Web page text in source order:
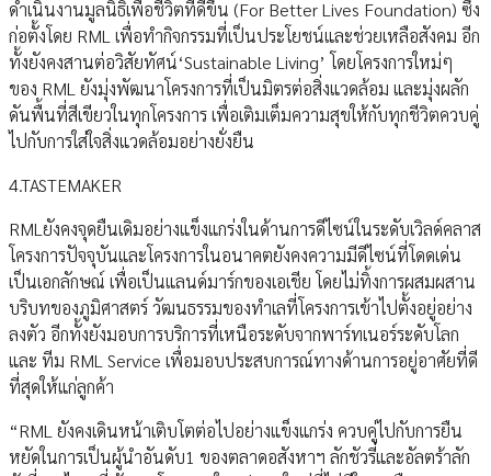
ดำเนินงานมูลนิธิเพื่อชีวิตที่ดีขึ้น (For Better Lives Foundation) ซึ่ง
ก่อตั้งโดย RML เพื่อทำกิจกรรมที่เป็นประโยชน์และช่วยเหลือสังคม อีก
ทั้งยังคงสานต่อวิสัยทัศน์‘Sustainable Living’ โดยโครงการใหม่ๆ
ของ RML ยังมุ่งพัฒนาโครงการที่เป็นมิตรต่อสิ่งแวดล้อม และมุ่งผลัก
ดันพื้นที่สีเขียวในทุกโครงการ เพื่อเติมเต็มความสุขให้กับทุกชีวิตควบคู่
ไปกับการใส่ใจสิ่งแวดล้อมอย่างยั่งยืน
4.TASTEMAKER
RMLยังคงจุดยืนเดิมอย่างแข็งแกร่งในด้านการดีไซน์ในระดับเวิลด์คลาส
โครงการปัจจุบันและโครงการในอนาคตยังคงความมีดีไซน์ที่โดดเด่น
เป็นเอกลักษณ์ เพื่อเป็นแลนด์มาร์กของเอเชีย โดยไม่ทิ้งการผสมผสาน
บริบทของภูมิศาสตร์ วัฒนธรรมของทำเลที่โครงการเข้าไปตั้งอยู่อย่าง
ลงตัว อีกทั้งยังมอบการบริการที่เหนือระดับจากพาร์ทเนอร์ระดับโลก
และ ทีม RML Service เพื่อมอบประสบการณ์ทางด้านการอยู่อาศัยที่ดี
ที่สุดให้แก่ลูกค้า
“RML ยังคงเดินหน้าเติบโตต่อไปอย่างแข็งแกร่ง ควบคู่ไปกับการยืน
หยัดในการเป็นผู้นำอันดับ1 ของตลาดอสังหาฯ ลักชัวรี่และอัลตร้าลัก